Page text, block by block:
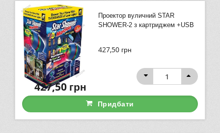
Проектор вуличний STAR
SHOWER-2 з картриджем +USB
427,50 грн
427,50грн
Придбати